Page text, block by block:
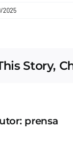
2025
Story,
prensa